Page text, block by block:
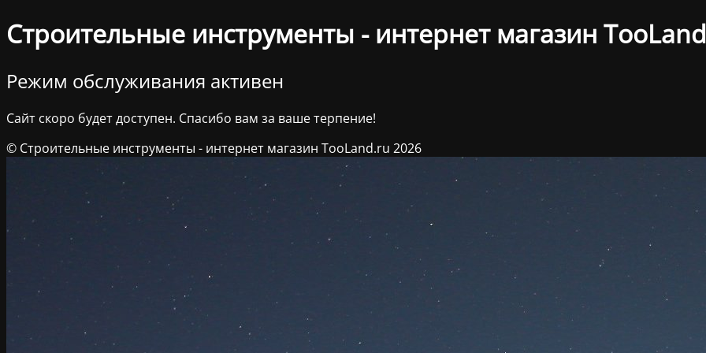
Строительные инструменты - интернет магазин
Режим обслуживания активен
Сайт скоро будет доступен. Спасибо вам за ваше терпение!
© Строительные инструменты - интернет магазин TooLand.ru 2026